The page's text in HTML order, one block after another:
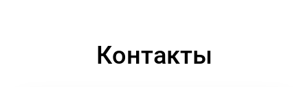
Контакты